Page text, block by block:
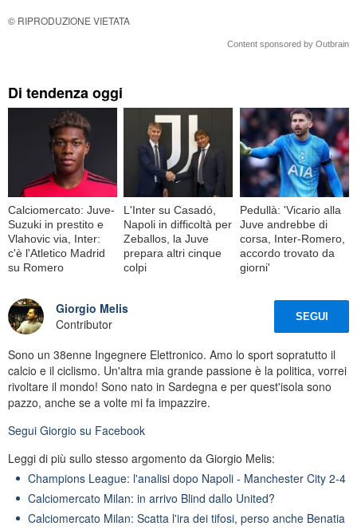
© RIPRODUZIONE VIETATA
Content sponsored by Outbrain
Di tendenza oggi
Calciomercato: Juve-
Suzuki in prestito e
Vlahovic via, Inter:
c'è l'Atletico Madrid
su Romero
L'Inter su Casadó,
Napoli in difficoltà per
Zeballos, la Juve
prepara altri cinque
colpi
Pedullà: 'Vicario alla
Juve andrebbe di
corsa, Inter-Romero,
accordo trovato da
giorni'
Giorgio Melis
Contributor
SEGUI
Sono un 38enne Ingegnere Elettronico. Amo lo sport sopratutto il
calcio e il ciclismo. Un'altra mia grande passione è la politica, vorrei
rivoltare il mondo! Sono nato in Sardegna e per quest'isola sono
pazzo, anche se a volte mi fa impazzire.
Segui Giorgio su Facebook
Leggi di più sullo stesso argomento da Giorgio Melis:
Champions League: l'analisi dopo Napoli - Manchester City 2-4
Calciomercato Milan: in arrivo Blind dallo United?
Calciomercato Milan: Scatta l'ira dei tifosi, perso anche Benatia